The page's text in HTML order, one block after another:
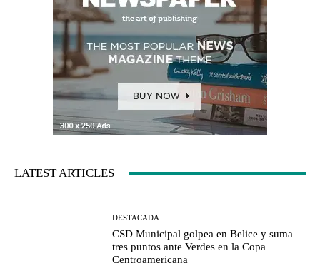
LATEST ARTICLES
DESTACADA
CSD Municipal golpea en Belice y suma
tres puntos ante Verdes en la Copa
Centroamericana